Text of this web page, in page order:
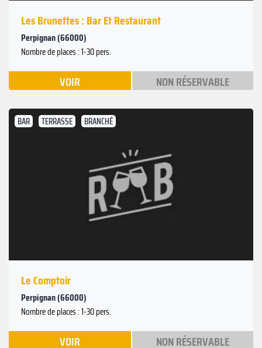
Les Brunettes : Bar Et Restaurant
Perpignan (66000)
Nombre de places : 1-30 pers.
VOIR NON RÉSERVABLE
BAR TERRASSE BRANCHÉ
Le Comptoir
Perpignan (66000)
Nombre de places : 1-30 pers.
VOIR NON RÉSERVABLE